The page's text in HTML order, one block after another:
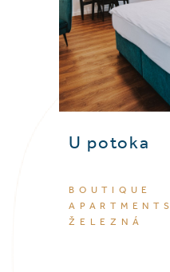
U potoka
BOUTIQUE
APARTMENTS
ŽELEZNÁ